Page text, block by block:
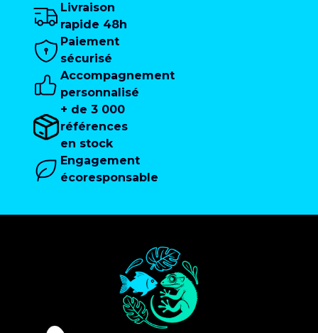
Livraison
rapide 48h
Paiement
sécurisé
Accompagnement
personnalisé
+ de 3 000
références
en stock
Engagement
écoresponsable